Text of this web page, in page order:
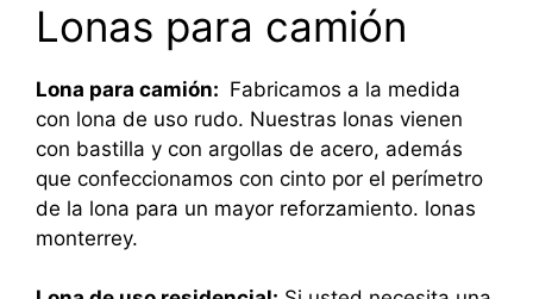
Lonas para camión
Lona para camión: Fabricamos a la medida
con lona de uso rudo. Nuestras lonas vienen
con bastilla y con argollas de acero, además
que confeccionamos con cinto por el perímetro
de la lona para un mayor reforzamiento. lonas
monterrey.